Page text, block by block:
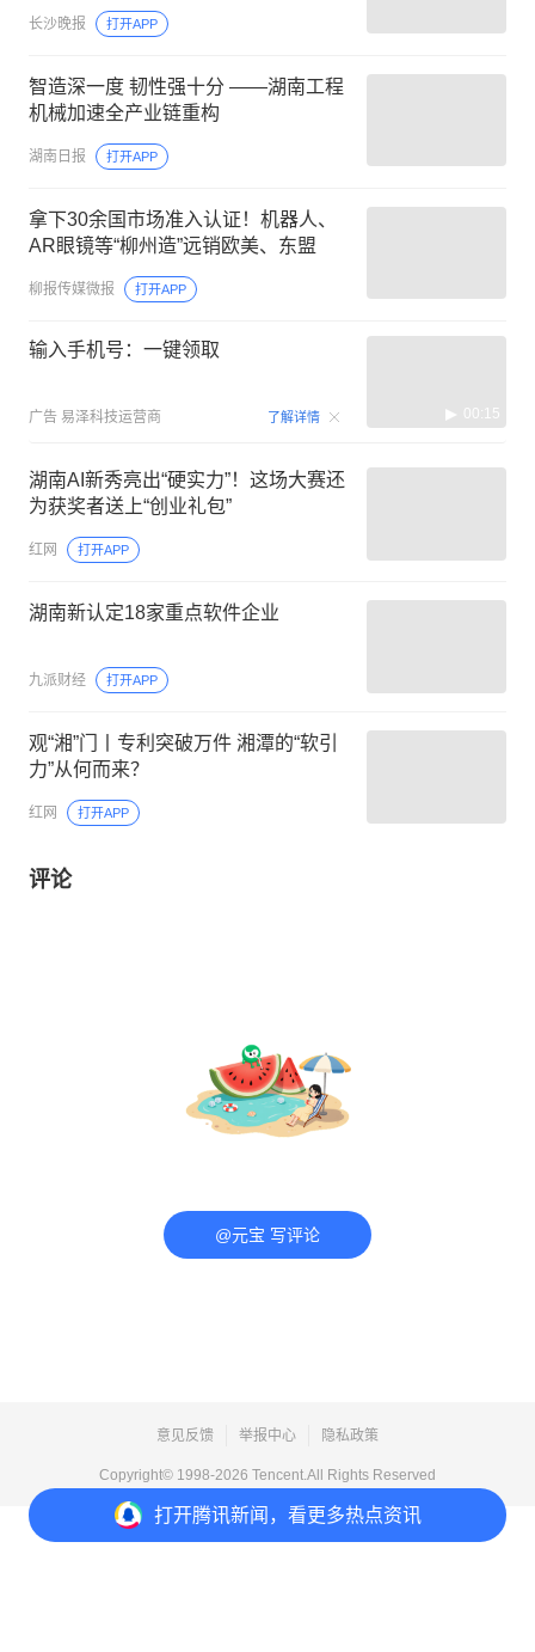
打开腾讯新闻，看更多热点资讯
长沙晚报 打开APP
智造深一度 韧性强十分 ——湖南工程
机械加速全产业链重构
湖南日报 打开APP
拿下30余国市场准入认证！机器人、
AR眼镜等“柳州造”远销欧美、东盟
柳报传媒微报 打开APP
输入手机号：一键领取
广告 易泽科技运营商 了解详情 00:15
湖南AI新秀亮出“硬实力”！这场大赛还
为获奖者送上“创业礼包”
红网 打开APP
湖南新认定18家重点软件企业
九派财经 打开APP
观“湘”门丨专利突破万件 湘潭的“软引
力”从何而来？
红网 打开APP
评论
@元宝 写评论
意见反馈 举报中心 隐私政策
Copyright© 1998-2026 Tencent.All Rights Reserved